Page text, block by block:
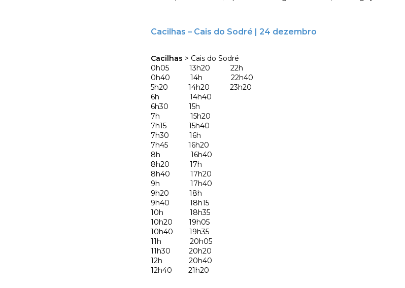
Cacilhas – Cais do Sodré | 24 dezembro
Cacilhas > Cais do Sodré
0h05 13h20 22h
0h40 14h 22h40
5h20 14h20 23h20
6h 14h40
6h30 15h
7h 15h20
7h15 15h40
7h30 16h
7h45 16h20
8h 16h40
8h20 17h
8h40 17h20
9h 17h40
9h20 18h
9h40 18h15
10h 18h35
10h20 19h05
10h40 19h35
11h 20h05
11h30 20h20
12h 20h40
12h40 21h20